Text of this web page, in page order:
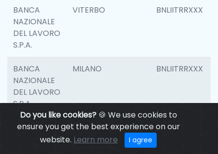
Do you like cookies?🍪 We use cookies to
ensure you get the best experience on our
website. Learn more I agree
BANCA
NAZIONALE
DEL LAVORO
S.P.A.
VITERBO BNLIITRRXXX
BANCA
NAZIONALE
DEL LAVORO
S.P.A.
MILANO BNLIITRRXXX
BANCA
NAZIONALE
CASALECCHIO DI
RENO
BNLIITRRXXX